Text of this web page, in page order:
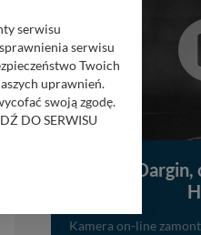
Jezioro
Kamera on-line
serwisu
serwisu
Twoich
uprawnień.
swoją zgodę.
DO SERWISU
z formularza